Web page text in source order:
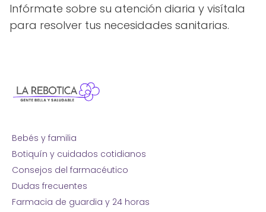
Infórmate sobre su atención diaria y visítala
para resolver tus necesidades sanitarias.
Bebés y familia
Botiquín y cuidados cotidianos
Consejos del farmacéutico
Dudas frecuentes
Farmacia de guardia y 24 horas